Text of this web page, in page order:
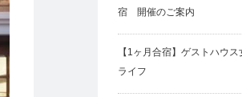
宿 開催のご案内
【1ヶ月合宿】ゲストハウ
ライフ